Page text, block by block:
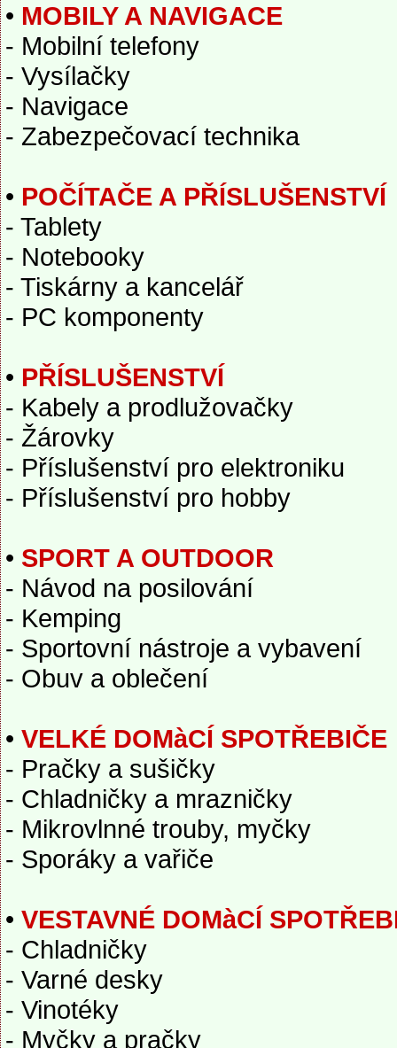
• MOBILY A NAVIGACE
- Mobilní telefony
- Vysílačky
- Navigace
- Zabezpečovací technika
• POČÍTAČE A PŘÍSLUŠENSTVÍ
- Tablety
- Notebooky
- Tiskárny a kancelář
- PC komponenty
• PŘÍSLUŠENSTVÍ
- Kabely a prodlužovačky
- Žárovky
- Příslušenství pro elektroniku
- Příslušenství pro hobby
• SPORT A OUTDOOR
- Návod na posilování
- Kemping
- Sportovní nástroje a vybavení
- Obuv a oblečení
• VELKÉ DOMàCÍ SPOTŘEBIČE
- Pračky a sušičky
- Chladničky a mrazničky
- Mikrovlnné trouby, myčky
- Sporáky a vařiče
• VESTAVNÉ DOMàCÍ
- Chladničky
- Varné desky
- Vinotéky
- Myčky a pračky